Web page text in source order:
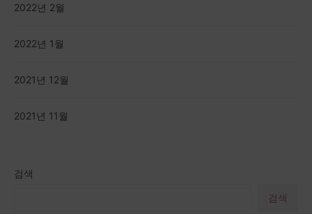
검색
검색
2022년 2월
2022년 1월
2021년 12월
2021년 11월